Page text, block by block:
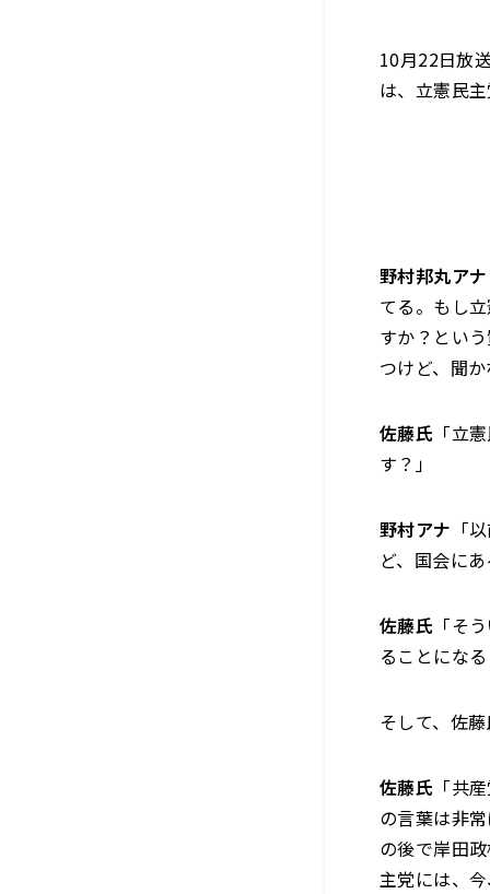
10月22日放
は、立憲民
野村邦丸アナ
てる。もし
すか？とい
つけど、聞
佐藤氏 「立
す？」
野村アナ 「
ど、国会に
佐藤氏 「そ
ることにな
そして、佐
佐藤氏 「共
の言葉は非
の後で岸田
主党には、